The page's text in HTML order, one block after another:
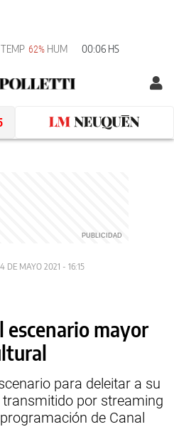
TEMP 62% HUM 00:06 HS
DE MAYO 2021 - 16:15
escenario mayor
para deleitar a su
transmitido por streaming
de Canal